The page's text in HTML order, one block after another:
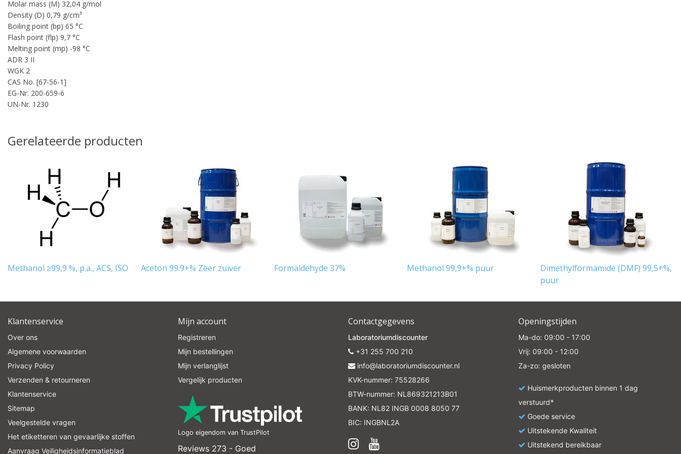
Molar mass (M) 32,04 g/mol
Density (D) 0,79 g/cm³
Boiling point (bp) 65 °C
Flash point (flp) 9,7 °C
Melting point (mp) -98 °C
ADR 3 II
WGK 2
CAS No. [67-56-1]
EG-Nr. 200-659-6
UN-Nr. 1230
Gerelateerde producten
Methanol ≥99,9 %, p.a., ACS, ISO Aceton 99.9+% Zeer zuiver Formaldehyde 37% Methanol 99,9+% puur
Dimethylformamide (DMF) 99,5+%,
puur
Klantenservice
Over ons
Algemene voorwaarden
Privacy Policy
Verzenden & retourneren
Klantenservice
Sitemap
Veelgestelde vragen
Het etiketteren van gevaarlijke stoffen
Aanvraag Veiligheidsinformatieblad
Mijn account
Registreren
Mijn bestellingen
Mijn verlanglijst
Vergelijk producten
Logo eigendom van TrustPilot
Reviews 273 - Goed
Contactgegevens
Laboratoriumdiscounter
+31 255 700 210
info@laboratoriumdiscounter.nl
KVK-nummer: 75528266
BTW-nummer: NL869321213B01
BANK: NL82 INGB 0008 8050 77
BIC: INGBNL2A
Openingstijden
Ma-do: 09:00 - 17:00
Vrij: 09:00 - 12:00
Za-zo: gesloten
Huismerkproducten binnen 1 dag
verstuurd*
Goede service
Uitstekende Kwaliteit
Uitstekend bereikbaar